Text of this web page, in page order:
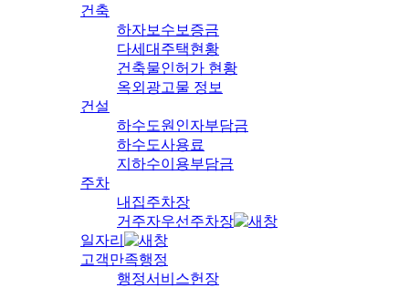
건축
하자보수보증금
다세대주택현황
건축물인허가 현황
옥외광고물 정보
건설
하수도원인자부담금
하수도사용료
지하수이용부담금
주차
내집주차장
거주자우선주차장
일자리
고객만족행정
행정서비스헌장